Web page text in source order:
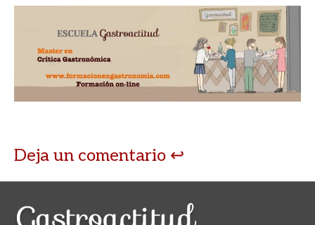
at
s
A
p
e
b
o
o
itt
er p
ar
ti
Deja un comentario